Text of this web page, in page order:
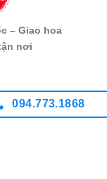
– Giao hoa
nơi
094.773.1868